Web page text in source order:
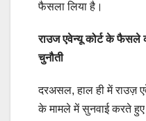
फैसला लिया है।
राउज एवेन्यू कोर्ट के फैसले
चुनौती
दरअसल, हाल ही में राउज़
के मामले में सुनवाई करते हुए